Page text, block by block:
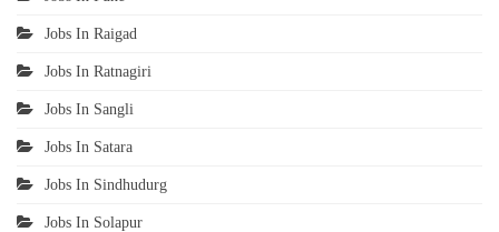
Jobs In Raigad
Jobs In Ratnagiri
Jobs In Sangli
Jobs In Satara
Jobs In Sindhudurg
Jobs In Solapur